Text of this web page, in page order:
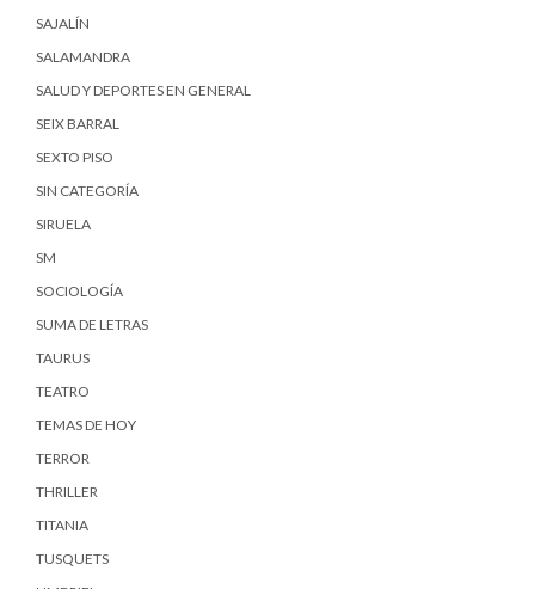
SAJALÍN
SALAMANDRA
SALUD Y DEPORTES EN GENERAL
SEIX BARRAL
SEXTO PISO
SIN CATEGORÍA
SIRUELA
SM
SOCIOLOGÍA
SUMA DE LETRAS
TAURUS
TEATRO
TEMAS DE HOY
TERROR
THRILLER
TITANIA
TUSQUETS